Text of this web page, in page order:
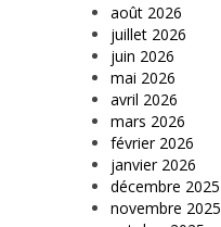
août 2026
juillet 2026
juin 2026
mai 2026
avril 2026
mars 2026
février 2026
janvier 2026
décembre 2025
novembre 2025